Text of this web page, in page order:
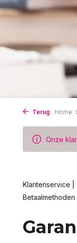
Terug Home
Onze
Klantenservice |
Betaalmethoden